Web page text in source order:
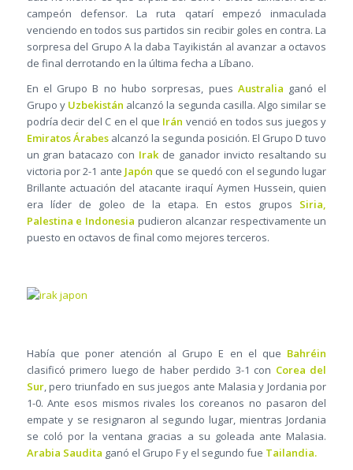
campeón defensor. La ruta qatarí empezó inmaculada
venciendo en todos sus partidos sin recibir goles en contra. La
sorpresa del Grupo A la daba Tayikistán al avanzar a octavos
de final derrotando en la última fecha a Líbano.
En el Grupo B no hubo sorpresas, pues Australia ganó el
Grupo y Uzbekistán alcanzó la segunda casilla. Algo similar se
podría decir del C en el que Irán venció en todos sus juegos y
Emiratos Árabesalcanzó la segunda posición. El Grupo D tuvo
un gran batacazo con Irakde ganador invicto resaltando su
victoria por 2-1 ante Japón que se quedó con el segundo lugar
Brillante actuación del atacante iraquí Aymen Hussein, quien
era líder de goleo de la etapa. En estos grupos Siria,
Palestina e Indonesia pudieron alcanzar respectivamente un
puesto en octavos de final como mejores terceros.
Había que poner atención al Grupo E en el que Bahréin
clasificó primero luego de haber perdido 3-1 con Corea del
Sur, pero triunfado en sus juegos ante Malasia y Jordania por
1-0. Ante esos mismos rivales los coreanos no pasaron del
empate y se resignaron al segundo lugar, mientras Jordania
se coló por la ventana gracias a su goleada ante Malasia.
Arabia Saudita ganó el Grupo F y el segundo fue Tailandia.